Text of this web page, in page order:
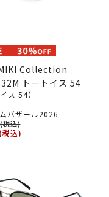
Collection
トートイス 54
ス 54）
バザール2026
税込)
込)